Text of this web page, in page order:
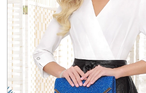
АКЦИИ
КОНТАКТЫ
ЖУРНАЛ